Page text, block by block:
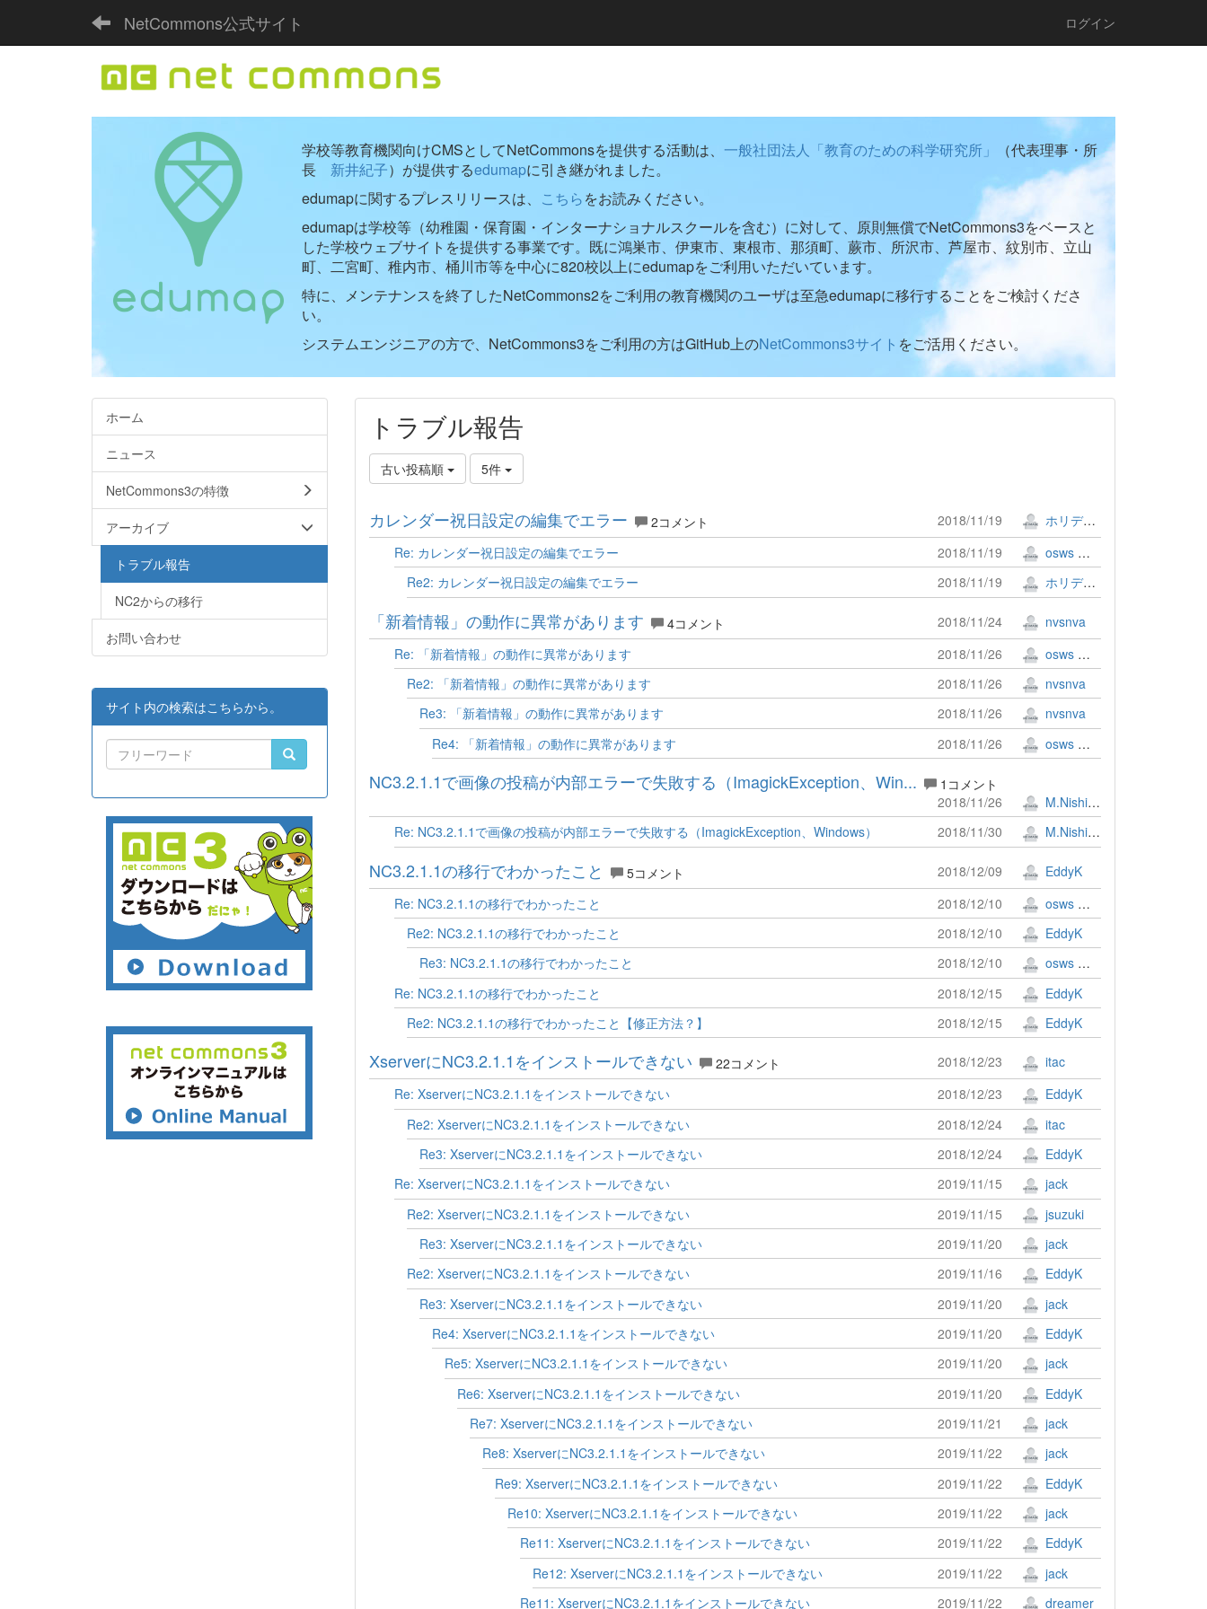
NetCommons公式サイト ログイン
学校等教育機関向けCMSとしてNetCommonsを提供する活動は、 一般社団法人「教育のための科学研究所」
（代表理事・所
長 新井紀子）が提供するedumapに引き継がれました。
edumapに関するプレスリリースは、 こちらをお読みください。
edumapは学校等（幼稚園・保育園・インターナショナルスクールを含む）に対して、原則無償でNetCommons3をベースと
した学校ウェブサイトを提供する事業です。既に鴻巣市、伊東市、東根市、那須町、蕨市、所沢市、芦屋市、紋別市、立山
町、二宮町、稚内市、桶川市等を中心に820校以上にedumapをご利用いただいています。
特に、メンテナンスを終了したNetCommons2をご利用の教育機関のユーザは至急edumapに移行することをご検討くださ
い。
システムエンジニアの方で、NetCommons3をご利用の方はGitHub上のNetCommons3サイト をご活用ください。
トラブル報告
古い投稿順 5件
カレンダー祝日設定の編集でエラー 2コメント 2018/11/19
ホリデー!!
Re: カレンダー祝日設定の編集でエラー
2018/11/19
osws 牟田口 満
Re2: カレンダー祝日設定の編集でエラー
2018/11/19 ホリデー!!
「新着情報」の動作に異常があります 4コメント 2018/11/24
nvsnva
Re: 「新着情報」の動作に異常があります
2018/11/26
osws 牟田口 満
Re2: 「新着情報」の動作に異常があります
2018/11/26
nvsnva
Re3: 「新着情報」の動作に異常があります
2018/11/26
nvsnva
Re4: 「新着情報」の動作に異常があります
2018/11/26 osws 牟田口 満
NC3.2.1.1で画像の投稿が内部エラーで失敗する（ImagickException、Win...
1コメント
2018/11/26
M.Nishimura
Re: NC3.2.1.1で画像の投稿が内部エラーで失敗する（ImagickException、Windows）
2018/11/30 M.Nishimura
NC3.2.1.1の移行でわかったこと 5コメント 2018/12/09
EddyK
Re: NC3.2.1.1の移行でわかったこと
2018/12/10
osws 牟田口 満
Re2: NC3.2.1.1の移行でわかったこと
2018/12/10
EddyK
Re3: NC3.2.1.1の移行でわかったこと
2018/12/10
osws 牟田口 満
Re: NC3.2.1.1の移行でわかったこと
2018/12/15
EddyK
Re2: NC3.2.1.1の移行でわかったこと【修正方法？】
2018/12/15 EddyK
XserverにNC3.2.1.1をインストールできない 22コメント 2018/12/23
itac
Re: XserverにNC3.2.1.1をインストールできない
2018/12/23
EddyK
Re2: XserverにNC3.2.1.1をインストールできない
2018/12/24
itac
Re3: XserverにNC3.2.1.1をインストールできない
2018/12/24
EddyK
Re: XserverにNC3.2.1.1をインストールできない
2019/11/15
jack
Re2: XserverにNC3.2.1.1をインストールできない
2019/11/15
jsuzuki
Re3: XserverにNC3.2.1.1をインストールできない
2019/11/20
jack
Re2: XserverにNC3.2.1.1をインストールできない
2019/11/16
EddyK
Re3: XserverにNC3.2.1.1をインストールできない
2019/11/20
jack
Re4: XserverにNC3.2.1.1をインストールできない
2019/11/20
EddyK
Re5: XserverにNC3.2.1.1をインストールできない
2019/11/20
jack
Re6: XserverにNC3.2.1.1をインストールできない
2019/11/20
EddyK
Re7: XserverにNC3.2.1.1をインストールできない
2019/11/21
jack
Re8: XserverにNC3.2.1.1をインストールできない
2019/11/22
jack
Re9: XserverにNC3.2.1.1をインストールできない
2019/11/22
EddyK
Re10: XserverにNC3.2.1.1をインストールできない
2019/11/22
jack
Re11: XserverにNC3.2.1.1をインストールできない
2019/11/22
EddyK
Re12: XserverにNC3.2.1.1をインストールできない
2019/11/22
jack
Re11: XserverにNC3.2.1.1をインストールできない
2019/11/22 dreamer
ホーム
ニュース
NetCommons3の特徴
アーカイブ
トラブル報告
NC2からの移行
お問い合わせ
サイト内の検索はこちらから。